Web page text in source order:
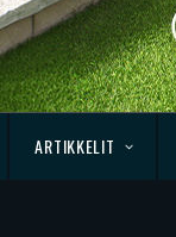
ARTIKKELIT